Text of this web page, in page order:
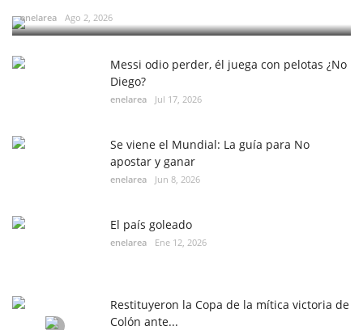
enelarea Ago 2, 2026
Messi odio perder, él juega con pelotas ¿No
Diego?
enelarea Jul 17, 2026
Se viene el Mundial: La guía para No
apostar y ganar
enelarea Jun 8, 2026
El país goleado
enelarea Ene 12, 2026
Restituyeron la Copa de la mítica victoria de
Colón ante...